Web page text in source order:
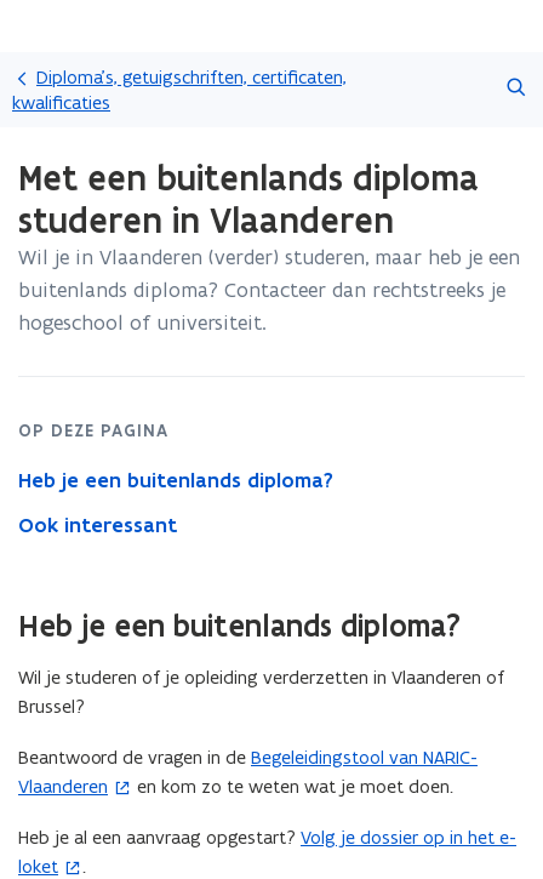
en
gaan
Diploma's, getuigschriften, certificaten,
kwalificaties
Zoeken
met
laden.
bevindt
zich
op:
Met
studeren
Vlaanderen
Met een buitenlands diploma
studeren in Vlaanderen
Wil je in Vlaanderen (verder) studeren, maar heb je een
buitenlands diploma? Contacteer dan rechtstreeks je
hogeschool of universiteit.
OP DEZE PAGINA
Heb je een buitenlands diploma?
Ook interessant
Heb je een buitenlands diploma?
Wil je studeren of je opleiding verderzetten in Vlaanderen of
Brussel?
Beantwoord de vragen in de Begeleidingstool van NARIC-
Vlaanderen
(
o
e
en kom zo te weten wat je moet doen.
Heb je al een aanvraag opgestart? Volg je dossier op in het e-
loket
(
.